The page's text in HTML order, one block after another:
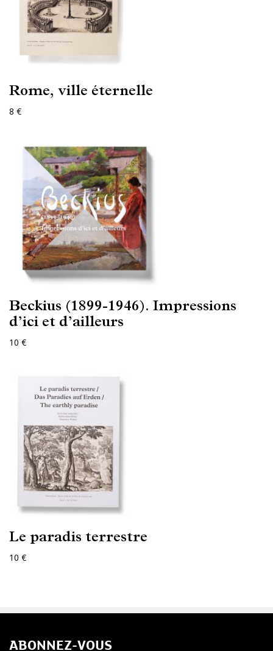
Rome, ville éternelle
8 €
Beckius (1899-1946). Impressions
d’ici et d’ailleurs
10 €
Le paradis terrestre
10 €
ABONNEZ-VOUS